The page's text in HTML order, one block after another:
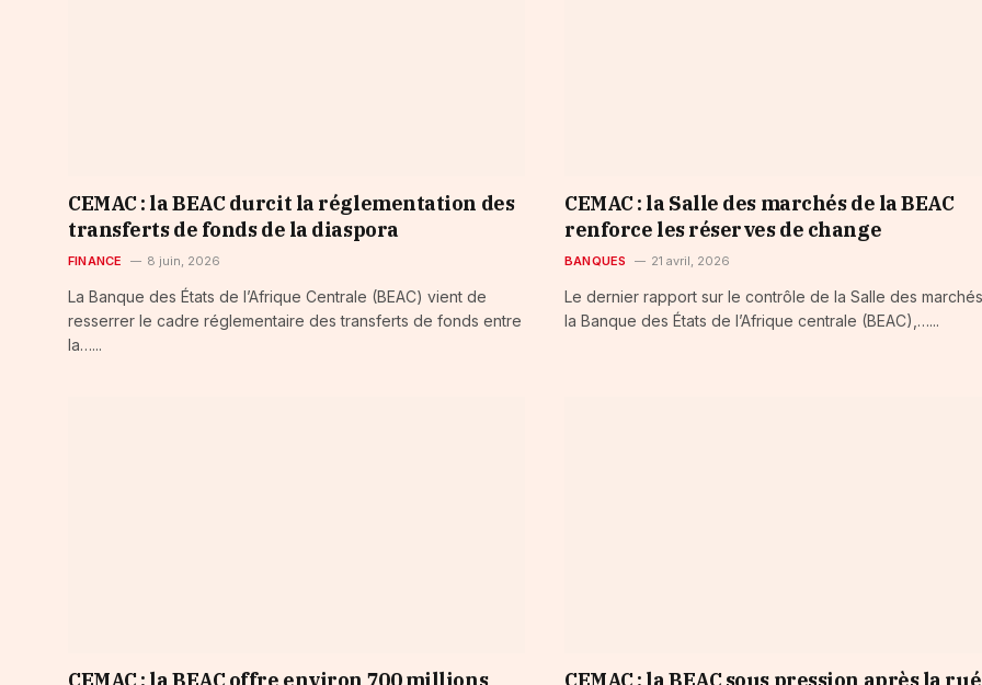
CEMAC : la BEAC durcit la réglementation des
transferts de fonds de la diaspora
FINANCE 8 juin, 2026
La Banque des États de l’Afrique Centrale (BEAC) vient de
resserrer le cadre réglementaire des transferts de fonds entre
la…...
CEMAC : la Salle des marchés de la BEAC
renforce les réserves de change
BANQUES 21 avril, 2026
Le dernier rapport sur le contrôle de la Salle des
la Banque des États de l’Afrique centrale (BEAC),…...